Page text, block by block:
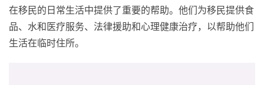
在移民的日常生活中提供了重要的帮助。他们为移民提供食
品、水和医疗服务、法律援助和心理健康治疗，以帮助他们
生活在临时住所。